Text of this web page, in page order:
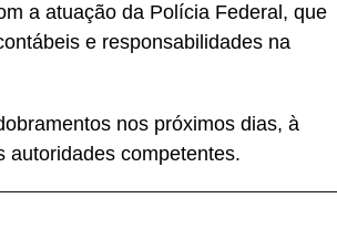
a atuação da Polícia Federal, que
e responsabilidades na
nos próximos dias, à
autoridades competentes.